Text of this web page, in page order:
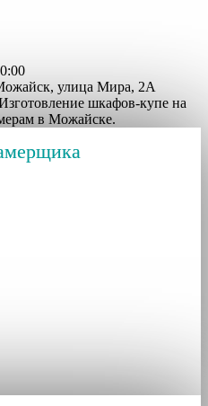
улица Мира, 2А
шкафов-купе на
в Можайске.